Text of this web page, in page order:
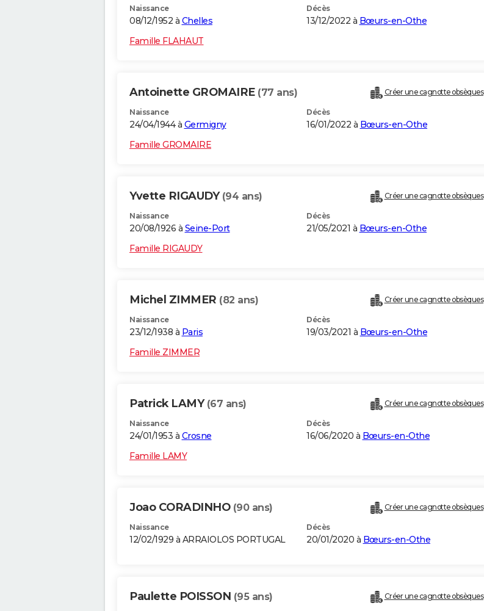
Naissance
08/12/1952 à Chelles
Décès
13/12/2022 à Bœurs-en-Othe
Famille FLAHAUT
Antoinette GROMAIRE (77 ans) Créer une cagnotte obsèques
Naissance
24/04/1944 à Germigny
Décès
16/01/2022 à Bœurs-en-Othe
Famille GROMAIRE
Yvette RIGAUDY (94 ans) Créer une cagnotte obsèques
Naissance
20/08/1926 à Seine-Port
Décès
21/05/2021 à Bœurs-en-Othe
Famille RIGAUDY
Michel ZIMMER (82 ans) Créer une cagnotte obsèques
Naissance
23/12/1938 à Paris
Décès
19/03/2021 à Bœurs-en-Othe
Famille ZIMMER
Patrick LAMY (67 ans) Créer une cagnotte obsèques
Naissance
24/01/1953 à Crosne
Décès
16/06/2020 à Bœurs-en-Othe
Famille LAMY
Joao CORADINHO (90 ans) Créer une cagnotte obsèques
Naissance
12/02/1929 à ARRAIOLOS PORTUGAL
Décès
20/01/2020 à Bœurs-en-Othe
Paulette POISSON (95 ans) Créer une cagnotte obsèques